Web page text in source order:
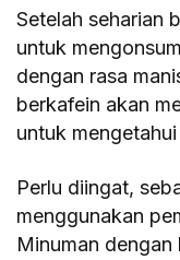
Setelah seharian
untuk
dengan rasa
berkafein akan
untuk
Perlu diingat,
menggunakan
Minuman